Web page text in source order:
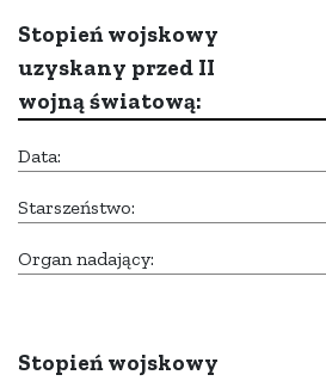
Stopień wojskowy
uzyskany przed II
wojną światową:
Data:
Starszeństwo:
Organ nadający:
Stopień wojskowy